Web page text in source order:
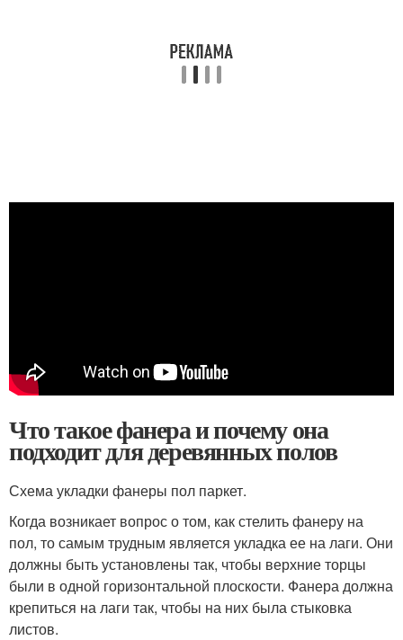
Что такое фанера и почему она
подходит для деревянных полов
Схема укладки фанеры пол паркет.
Когда возникает вопрос о том, как стелить фанеру на
пол, то самым трудным является укладка ее на лаги. Они
должны быть установлены так, чтобы верхние торцы
были в одной горизонтальной плоскости. Фанера должна
крепиться на лаги так, чтобы на них была стыковка
листов.